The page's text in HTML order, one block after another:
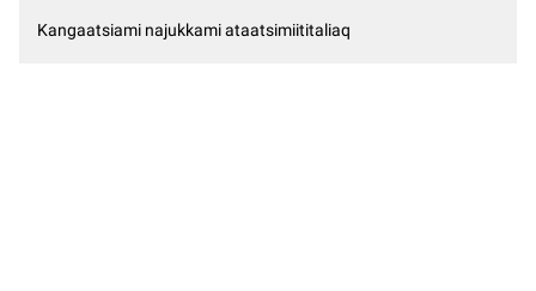
Kangaatsiami najukkami ataatsimiititaliaq